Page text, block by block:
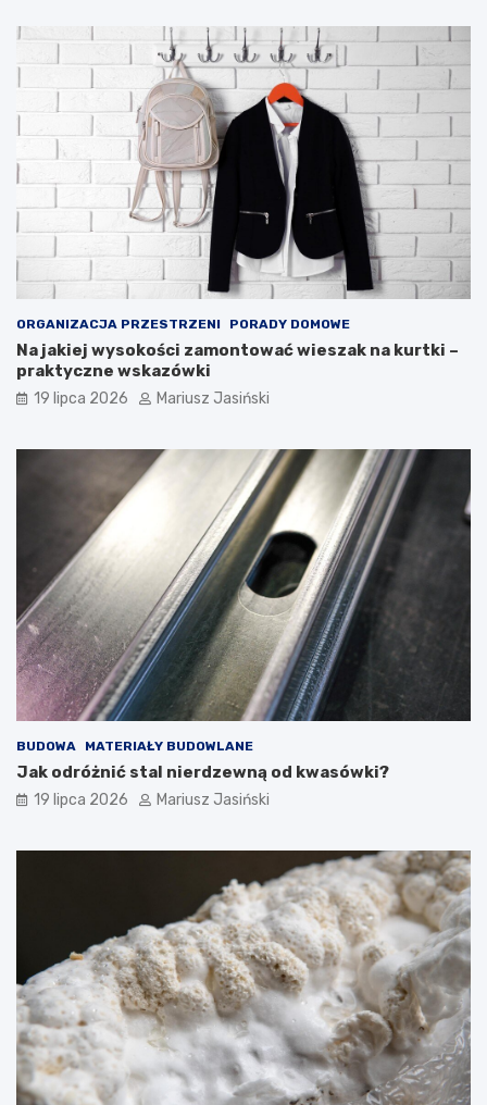
ORGANIZACJA PRZESTRZENI PORADY DOMOWE
Na jakiej wysokości zamontować wieszak na kurtki –
praktyczne wskazówki
19 lipca 2026 Mariusz Jasiński
BUDOWA MATERIAŁY BUDOWLANE
Jak odróżnić stal nierdzewną od kwasówki?
19 lipca 2026 Mariusz Jasiński